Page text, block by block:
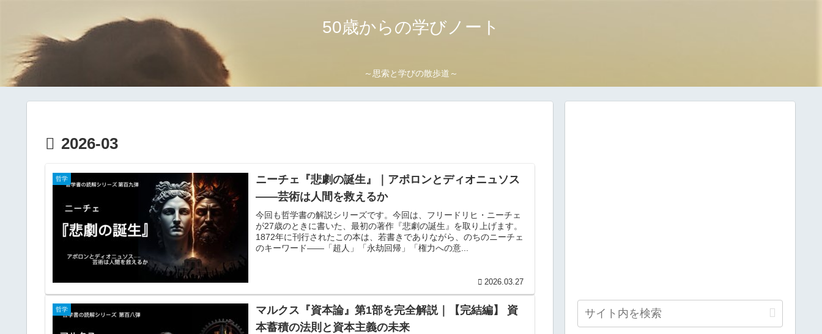
50歳からの学びノート
～思索と学びの散歩道～
2026-03
哲学
ニーチェ『悲劇の誕生』｜アポロンとディオニュソス
——芸術は人間を救えるか
今回も哲学書の解説シリーズです。今回は、フリードリヒ・ニーチェ
が27歳のときに書いた、最初の著作『悲劇の誕生』を取り上げます。
1872年に刊行されたこの本は、若書きでありながら、のちのニーチェ
のキーワード——「超人」「永劫回帰」「権力への意...
2026.03.27
哲学
マルクス『資本論』第1部を完全解説｜【完結編】 資
本蓄積の法則と資本主義の未来